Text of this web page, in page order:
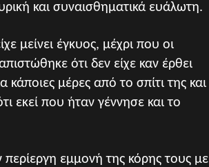
και συναισθηματικά ευάλωτη.
μείνει έγκυος, μέχρι που οι
ότι δεν είχε καν έρθει
μέρες από το σπίτι της και
εκεί που ήταν γέννησε και το
εμμονή της κόρης τους με